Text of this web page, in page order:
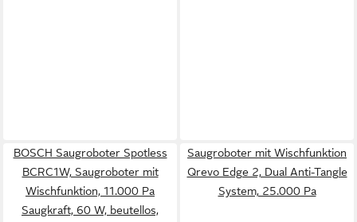
BOSCH Saugroboter Spotless
BCRC1W, Saugroboter mit
Wischfunktion, 11.000 Pa
Saugkraft, 60 W, beutellos,
Saugroboter mit Wischfunktion
Qrevo Edge 2, Dual Anti-Tangle
System, 25.000 Pa